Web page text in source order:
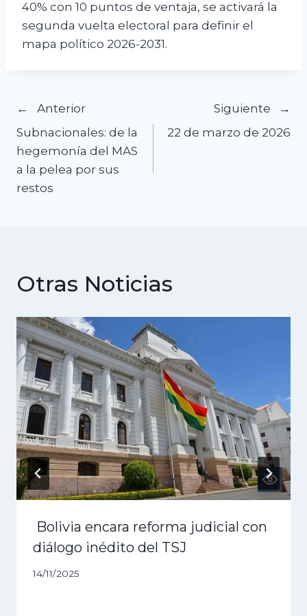
40% con 10 puntos de ventaja, se activará la
segunda vuelta electoral para definir el
mapa político 2026-2031.
Navegación
de
entradas
Anterior
Subnacionales: de la
hegemonía del MAS
a la pelea por sus
restos
Siguiente
22 de marzo de 2026
Otras Noticias
Bolivia encara reforma judicial con
diálogo inédito del TSJ
14/11/2025